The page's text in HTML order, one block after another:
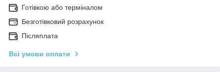
Готівкою або терміналом
Безготівковий розрахунок
Післяплата
Всі умови оплати